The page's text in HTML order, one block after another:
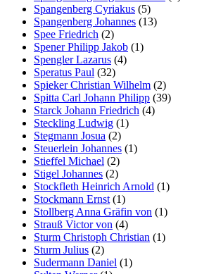
Spangenberg Cyriakus (5)
Spangenberg Johannes (13)
Spee Friedrich (2)
Spener Philipp Jakob (1)
Spengler Lazarus (4)
Speratus Paul (32)
Spieker Christian Wilhelm (2)
Spitta Carl Johann Philipp (39)
Starck Johann Friedrich (4)
Steckling Ludwig (1)
Stegmann Josua (2)
Steuerlein Johannes (1)
Stieffel Michael (2)
Stigel Johannes (2)
Stockfleth Heinrich Arnold (1)
Stockmann Ernst (1)
Stollberg Anna Gräfin von (1)
Strauß Victor von (4)
Sturm Christoph Christian (1)
Sturm Julius (2)
Sudermann Daniel (1)